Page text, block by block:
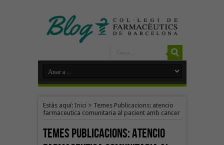
Estàs aquí: Inici > Temes Publicacions: atencio
farmaceutica comunitaria al pacient amb cancer
Temes Publicacions:atencio